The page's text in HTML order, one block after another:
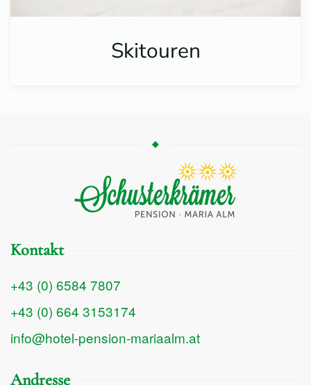
Skitouren
Andresse
Kontakt
+43 (0) 6584 7807
+43 (0) 664 3153174
info@hotel-pension-mariaalm.at